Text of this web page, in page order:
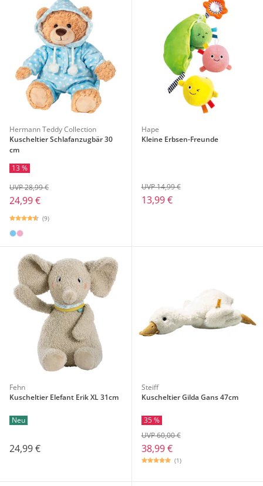
Hermann Teddy Collection
Kuscheltier Schlafanzugbär 30
cm
13 %
24,99 €
UVP 28,99 €
(9)
Hape
Kleine Erbsen-Freunde
13,99 €
UVP 14,99 €
Fehn
Kuscheltier Elefant Erik XL 31cm
Neu
24,99 €
Steiff
Kuscheltier Gilda Gans 47cm
35 %
38,99 €
UVP 60,00 €
(1)